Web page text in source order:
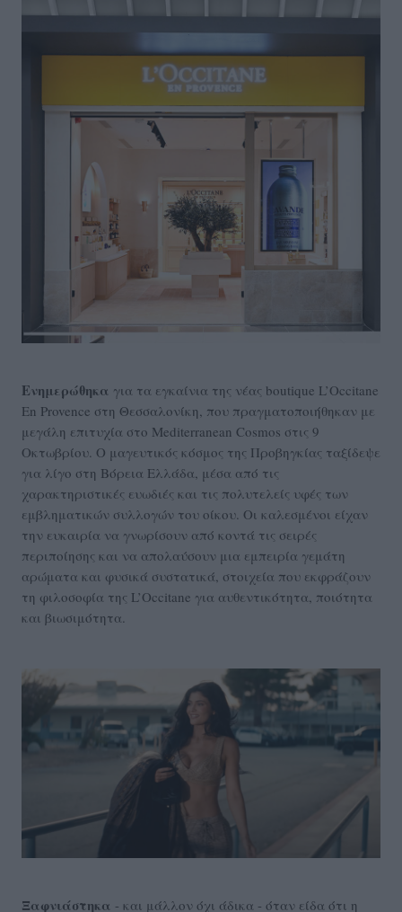
Ενημερώθηκα για τα εγκαίνια της νέας boutique L’Occitane
En Provence στη Θεσσαλονίκη, που πραγματοποιήθηκαν με
μεγάλη επιτυχία στο Mediterranean Cosmos στις 9
Οκτωβρίου. Ο μαγευτικός κόσμος της Προβηγκίας ταξίδεψε
για λίγο στη Βόρεια Ελλάδα, μέσα από τις
χαρακτηριστικές ευωδιές και τις πολυτελείς υφές των
εμβληματικών συλλογών του οίκου. Οι καλεσμένοι είχαν
την ευκαιρία να γνωρίσουν από κοντά τις σειρές
περιποίησης και να απολαύσουν μια εμπειρία γεμάτη
αρώματα και φυσικά συστατικά, στοιχεία που εκφράζουν
τη φιλοσοφία της L’Occitane για αυθεντικότητα, ποιότητα
και βιωσιμότητα.
Ξαφνιάστηκα - και μάλλον όχι άδικα - όταν είδα ότι η